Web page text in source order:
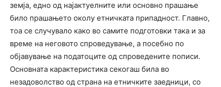
земја, едно од најактуелните или основно прашање
било прашањето околу етничката припадност. Главно,
тоа се случувало како во самите подготовки така и за
време на неговото спроведување, а посебно по
објавување на податоците од спроведените пописи.
Основната карактеристика секогаш била во
незадоволство од страна на етничките заедници, со